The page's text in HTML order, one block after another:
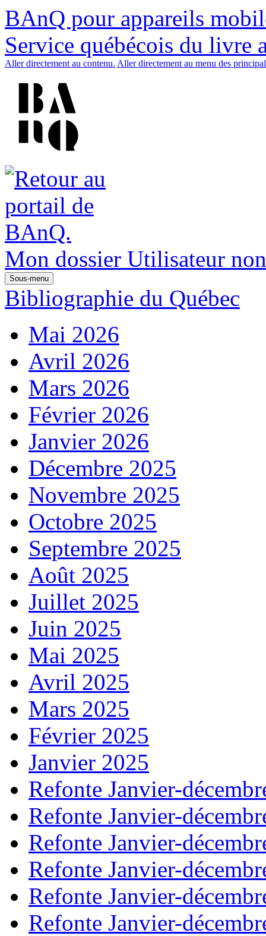
BAnQ pour appareils
Service québécois du livre
Aller directement au contenu. Aller directement au menu des
Mon dossier Utilisateur
Sous-menu
Bibliographie du Québec
Mai 2026
Avril 2026
Mars 2026
Février 2026
Janvier 2026
Décembre 2025
Novembre 2025
Octobre 2025
Septembre 2025
Août 2025
Juillet 2025
Juin 2025
Mai 2025
Avril 2025
Mars 2025
Février 2025
Janvier 2025
Refonte Janvier-
Refonte Janvier-
Refonte Janvier-
Refonte Janvier-
Refonte Janvier-
Refonte Janvier-